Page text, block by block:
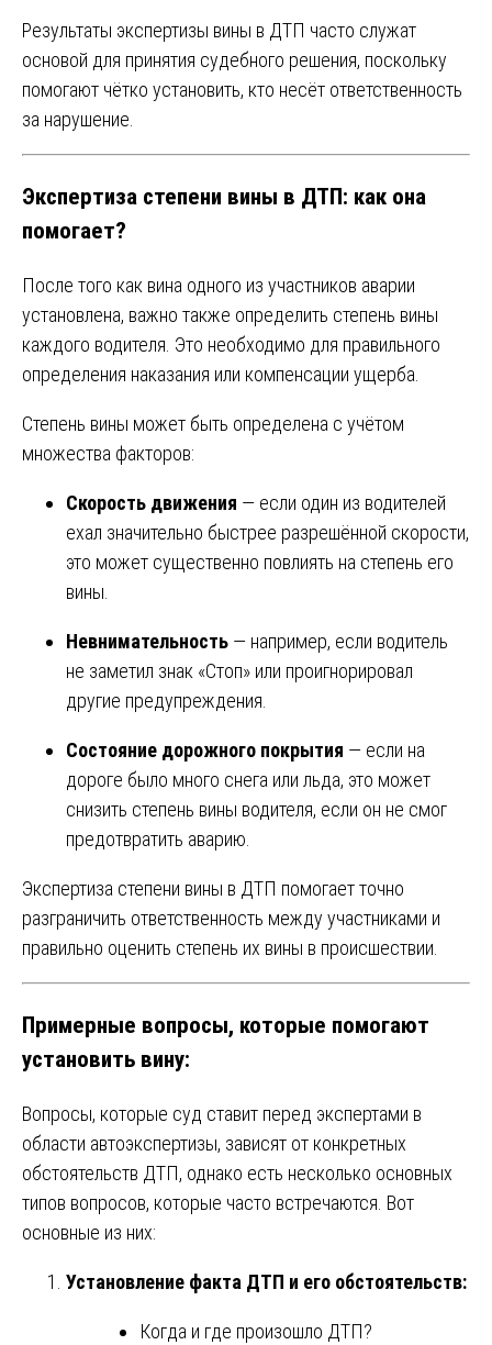
Результаты экспертизы вины в ДТП часто служат
основой для принятия судебного решения, поскольку
помогают чётко установить, кто несёт ответственность
за нарушение.
Экспертиза степени вины в ДТП: как она
помогает?
После того как вина одного из участников аварии
установлена, важно также определить степень вины
каждого водителя. Это необходимо для правильного
определения наказания или компенсации ущерба.
Степень вины может быть определена с учётом
множества факторов:
Скорость движения — если один из водителей
ехал значительно быстрее разрешённой скорости,
это может существенно повлиять на степень его
вины.
Невнимательность — например, если водитель
не заметил знак «Стоп» или проигнорировал
другие предупреждения.
Состояние дорожного покрытия — если на
дороге было много снега или льда, это может
снизить степень вины водителя, если он не смог
предотвратить аварию.
Экспертиза степени вины в ДТП помогает точно
разграничить ответственность между участниками и
правильно оценить степень их вины в происшествии.
Примерные вопросы, которые помогают
установить вину:
Вопросы, которые суд ставит перед экспертами в
области автоэкспертизы, зависят от конкретных
обстоятельств ДТП, однако есть несколько основных
типов вопросов, которые часто встречаются. Вот
основные из них:
Установление факта ДТП и его обстоятельств:
Когда и где произошло ДТП?